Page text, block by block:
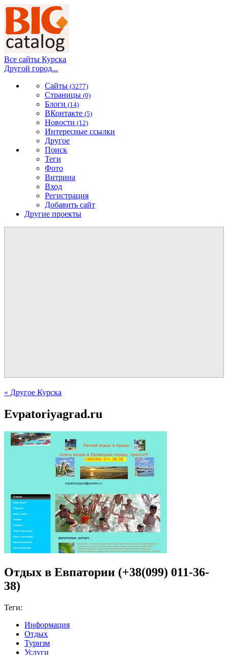
Все сайты Курска
Другой город...
Сайты (3277)
Страницы (0)
Блоги (14)
ВКонтакте (5)
Новости (12)
Интересные ссылки
Другое
Поиск
Теги
Фото
Витрина
Вход
Регистрация
Добавить сайт
Другие проекты
« Другое Курска
Evpatoriyagrad.ru
Отдых в Евпатории (+38(099) 011-36-
38)
Теги:
Информация
Отдых
Туризм
Услуги